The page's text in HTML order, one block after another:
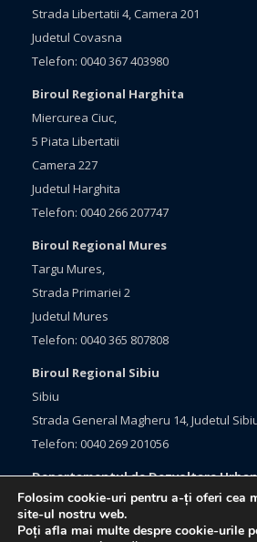
Strada Libertatii 4, Camera 201
Judetul Covasna
Telefon: 0040 367 403980
Biroul Regional Harghita
Miercurea Ciuc,
5 Piata Libertatii
Camera 227
Judetul Harghita
Telefon: 0040 266 207747
Biroul Regional Mures
Targu Mures,
Strada Primariei 2
Judetul Mures
Telefon: 0040 365 807808
Biroul Regional Sibiu
Sibiu
Strada General Magheru 14, Judetul
Telefon: 0040 269 201056
Departamentul de Dezvoltare
Brasov, Bulevardul Eroilor 33
Judetul Brasov
Folosim cookie-uri pentru a-ți oferi cea
site-ul nostru web.
Poți afla mai multe despre cookie-urile